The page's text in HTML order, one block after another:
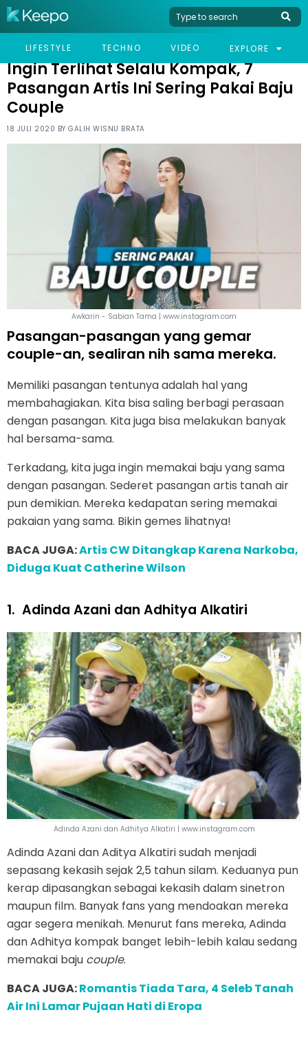
LIFESTYLE TECHNO VIDEO EXPLORE
HOME CELEB
INGIN TERLIHAT SELALU KOMPAK, 7 PASANGAN ARTIS INI SERING
Ingin Terlihat Selalu Kompak, 7
Pasangan Artis Ini Sering Pakai Baju
Couple
18 JULI 2020 BY GALIH WISNU BRATA
Awkarin - Sabian Tama | www.instagram.com
Pasangan-pasangan yang gemar
couple-an, sealiran nih sama mereka.
Memiliki pasangan tentunya adalah hal yang
membahagiakan. Kita bisa saling berbagi perasaan
dengan pasangan. Kita juga bisa melakukan banyak
hal bersama-sama.
Terkadang, kita juga ingin memakai baju yang sama
dengan pasangan. Sederet pasangan artis tanah air
pun demikian. Mereka kedapatan sering memakai
pakaian yang sama. Bikin gemes lihatnya!
BACA JUGA:Artis CW Ditangkap Karena Narkoba,
Diduga Kuat Catherine Wilson
1. Adinda Azani dan Adhitya Alkatiri
Adinda Azani dan Adhitya Alkatiri | www.instagram.com
Adinda Azani dan Aditya Alkatiri sudah menjadi
sepasang kekasih sejak 2,5 tahun silam. Keduanya pun
kerap dipasangkan sebagai kekasih dalam sinetron
maupun film. Banyak fans yang mendoakan mereka
agar segera menikah. Menurut fans mereka, Adinda
dan Adhitya kompak banget lebih-lebih kalau sedang
memakai baju couple.
BACA JUGA:Romantis Tiada Tara, 4 Seleb Tanah
Air Ini Lamar Pujaan Hati di Eropa